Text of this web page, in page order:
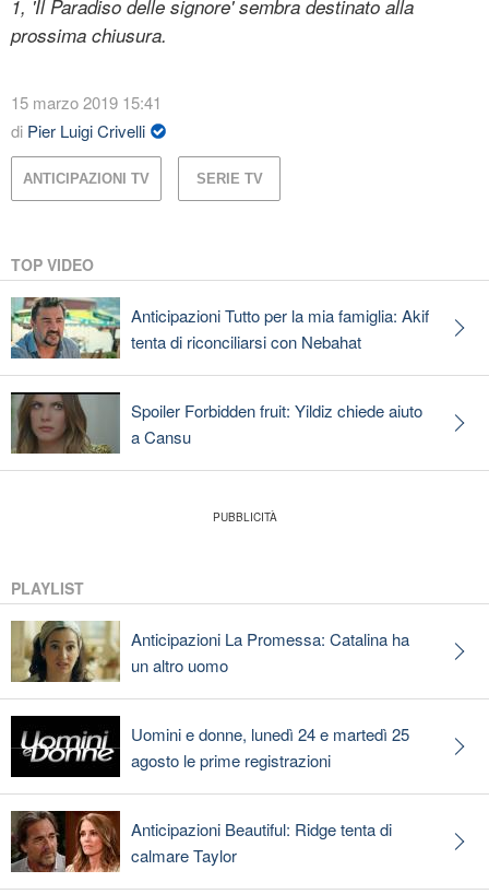
1, 'Il Paradiso delle signore' sembra destinato alla
prossima chiusura.
15 marzo 2019 15:41
di Pier Luigi Crivelli
ANTICIPAZIONI TV SERIE TV
TOP VIDEO
Anticipazioni Tutto per la mia famiglia: Akif
tenta di riconciliarsi con Nebahat
Spoiler Forbidden fruit: Yildiz chiede aiuto
a Cansu
PLAYLIST
Anticipazioni La Promessa: Catalina ha
un altro uomo
Uomini e donne, lunedì 24 e martedì 25
agosto le prime registrazioni
Anticipazioni Beautiful: Ridge tenta di
calmare Taylor